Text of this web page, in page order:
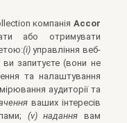
компанія Accor
або отримувати
(i)управління веб-
запитуєте (вони не
та налаштування
аудиторії та
ваших інтересів
(v) надання вам